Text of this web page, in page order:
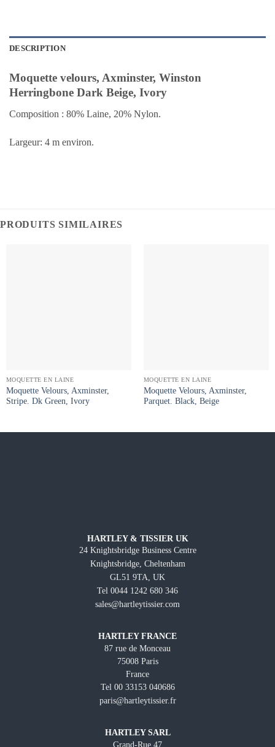
DESCRIPTION
Moquette velours, Axminster, Winston
Herringbone Dark Beige, Ivory
Composition : 80% Laine, 20% Nylon.
Largeur: 4 m environ.
PRODUITS SIMILAIRES
MOQUETTE EN LAINE
Moquette Velours, Axminster,
Stripe. Dk Green, Ivory
MOQUETTE EN LAINE
Moquette Velours, Axminster,
Parquet. Black, Beige
HARTLEY & TISSIER UK
24 Knightsbridge Business Centre
Knightsbridge, Cheltenham
GL51 9TA, UK
Tel 0044 1242 680 346
sales@hartleytissier.com
HARTLEY FRANCE
87 rue de Monceau
75008 Paris
France
Tel 00 33153 040686
paris@hartleytissier.fr
HARTLEY SARL
Grand-Rue 47